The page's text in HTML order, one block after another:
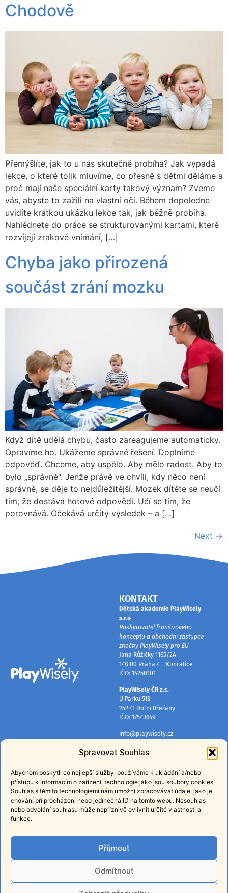
Spravovat Souhlas
Abychom poskytli co nejlepší služby, používáme k ukládání a/nebo
přístupu k informacím o zařízení, technologie jako jsou soubory cookies.
Souhlas s těmito technologiemi nám umožní zpracovávat údaje, jako je
chování při procházení nebo jedinečná ID na tomto webu. Nesouhlas
nebo odvolání souhlasu může nepříznivě ovlivnit určité vlastnosti a
funkce.
Příjmout
Odmítnout
Chodově
Přemýšlíte, jak to u nás skutečně probíhá? Jak vypadá
lekce, o které tolik mluvíme, co přesně s dětmi děláme a
proč mají naše speciální karty takový význam? Zveme
vás, abyste to zažili na vlastní oči. Během dopoledne
uvidíte krátkou ukázku lekce tak, jak běžně probíhá.
Nahlédnete do práce se strukturovanými kartami, které
rozvíjejí zrakové vnímání, […]
Chyba jako přirozená
součást zrání mozku
Když dítě udělá chybu, často zareagujeme automaticky.
Opravíme ho. Ukážeme správné řešení. Doplníme
odpověď. Chceme, aby uspělo. Aby mělo radost. Aby to
bylo „správně“. Jenže právě ve chvíli, kdy něco není
správně, se děje to nejdůležitější. Mozek dítěte se neučí
tím, že dostává hotové odpovědi. Učí se tím, že
porovnává. Očekává určitý výsledek – a […]
Next →
KONTAKT
Dětská akademie PlayWisely
s.r.o
Poskytovatel franšízového
konceptu a obchodní zástupce
značky PlayWisely pro EU
Jana Růžičky 1165/2A
148 00 Praha 4 – Kunratice
IČO: 14250101
PlayWisely ČR z.s.
U Parku 513
252 41 Dolní Břežany
IČO: 17543649
info@playwisely.cz
O nás
Mapa lokalit
Ochrana osobních údajů
E-shop
PŘIHLASTE SE K ODBĚRU
NOVINEK
Získávejte pravidelné tipy, rady a
informace o našich programech.
PŘIHLÁSIT
Přihlášením souhlasíte
sezpracováním osobních údajůza
účelem zasílání obchodních sdělení.